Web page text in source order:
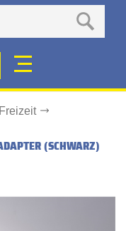
Freizeit
(SCHWARZ)